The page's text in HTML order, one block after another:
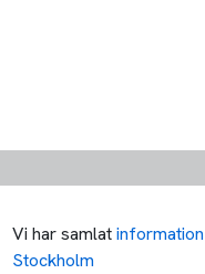
Vi har samlat
Stockholm